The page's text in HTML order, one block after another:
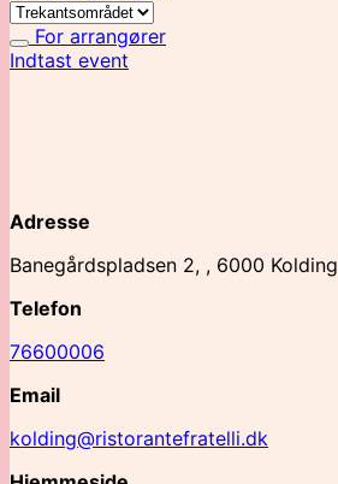
For arrangører
Indtast event
Adresse
Banegårdspladsen 2, , 6000 Kolding
Telefon
76600006
Email
kolding@ristorantefratelli.dk